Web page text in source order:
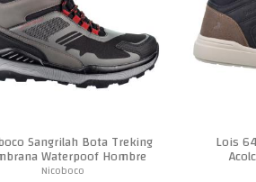
Sangrilah Bota Treking
Waterpoof Hombre
Nicoboco
Lois